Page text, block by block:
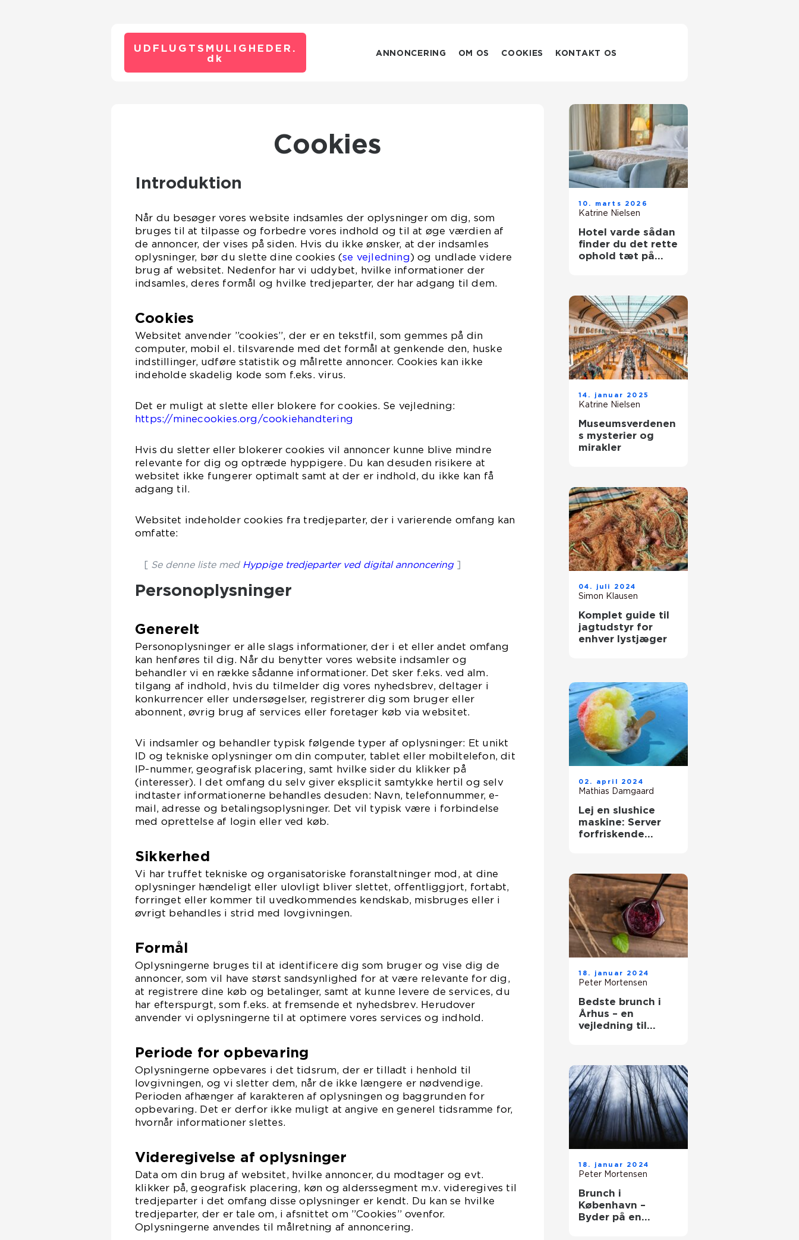
UDFLUGTSMULIGHEDER.
dk
ANNONCERING OM OS COOKIES KONTAKT OS
Cookies
Introduktion
Når du besøger vores website indsamles der oplysninger om dig, som
bruges til at tilpasse og forbedre vores indhold og til at øge værdien af
de annoncer, der vises på siden. Hvis du ikke ønsker, at der indsamles
oplysninger, bør du slette dine cookies (se vejledning) og undlade videre
brug af websitet. Nedenfor har vi uddybet, hvilke informationer der
indsamles, deres formål og hvilke tredjeparter, der har adgang til dem.
Cookies
Websitet anvender ”cookies”, der er en tekstfil, som gemmes på din
computer, mobil el. tilsvarende med det formål at genkende den, huske
indstillinger, udføre statistik og målrette annoncer. Cookies kan ikke
indeholde skadelig kode som f.eks. virus.
Det er muligt at slette eller blokere for cookies. Se vejledning:
https://minecookies.org/cookiehandtering
Hvis du sletter eller blokerer cookies vil annoncer kunne blive mindre
relevante for dig og optræde hyppigere. Du kan desuden risikere at
websitet ikke fungerer optimalt samt at der er indhold, du ikke kan få
adgang til.
Websitet indeholder cookies fra tredjeparter, der i varierende omfang kan
omfatte:
[ Se denne liste med Hyppige tredjeparter ved digital annoncering]
Personoplysninger
Generelt
Personoplysninger er alle slags informationer, der i et eller andet omfang
kan henføres til dig. Når du benytter vores website indsamler og
behandler vi en række sådanne informationer. Det sker f.eks. ved alm.
tilgang af indhold, hvis du tilmelder dig vores nyhedsbrev, deltager i
konkurrencer eller undersøgelser, registrerer dig som bruger eller
abonnent, øvrig brug af services eller foretager køb via websitet.
Vi indsamler og behandler typisk følgende typer af oplysninger: Et unikt
ID og tekniske oplysninger om din computer, tablet eller mobiltelefon, dit
IP-nummer, geografisk placering, samt hvilke sider du klikker på
(interesser). I det omfang du selv giver eksplicit samtykke hertil og selv
indtaster informationerne behandles desuden: Navn, telefonnummer, e-
mail, adresse og betalingsoplysninger. Det vil typisk være i forbindelse
med oprettelse af login eller ved køb.
Sikkerhed
Vi har truffet tekniske og organisatoriske foranstaltninger mod, at dine
oplysninger hændeligt eller ulovligt bliver slettet, offentliggjort, fortabt,
forringet eller kommer til uvedkommendes kendskab, misbruges eller i
øvrigt behandles i strid med lovgivningen.
Formål
Oplysningerne bruges til at identificere dig som bruger og vise dig de
annoncer, som vil have størst sandsynlighed for at være relevante for dig,
at registrere dine køb og betalinger, samt at kunne levere de services, du
har efterspurgt, som f.eks. at fremsende et nyhedsbrev. Herudover
anvender vi oplysningerne til at optimere vores services og indhold.
Periode for opbevaring
Oplysningerne opbevares i det tidsrum, der er tilladt i henhold til
lovgivningen, og vi sletter dem, når de ikke længere er nødvendige.
Perioden afhænger af karakteren af oplysningen og baggrunden for
opbevaring. Det er derfor ikke muligt at angive en generel tidsramme for,
hvornår informationer slettes.
Videregivelse af oplysninger
Data om din brug af websitet, hvilke annoncer, du modtager og evt.
klikker på, geografisk placering, køn og alderssegment m.v. videregives til
tredjeparter i det omfang disse oplysninger er kendt. Du kan se hvilke
tredjeparter, der er tale om, i afsnittet om ”Cookies” ovenfor.
Oplysningerne anvendes til målretning af annoncering.
10. marts 2026
Katrine Nielsen
Hotel varde sådan
finder du det rette
ophold tæt på
14. januar 2025
Katrine Nielsen
Museumsverdenen
s mysterier og
mirakler
04. juli 2024
Simon Klausen
Komplet guide til
jagtudstyr for
enhver lystjæger
02. april 2024
Mathias Damgaard
Lej en slushice
maskine: Server
forfriskende
18. januar 2024
Peter Mortensen
Bedste brunch i
Århus – en
vejledning til
18. januar 2024
Peter Mortensen
Brunch i
København –
Byder på en